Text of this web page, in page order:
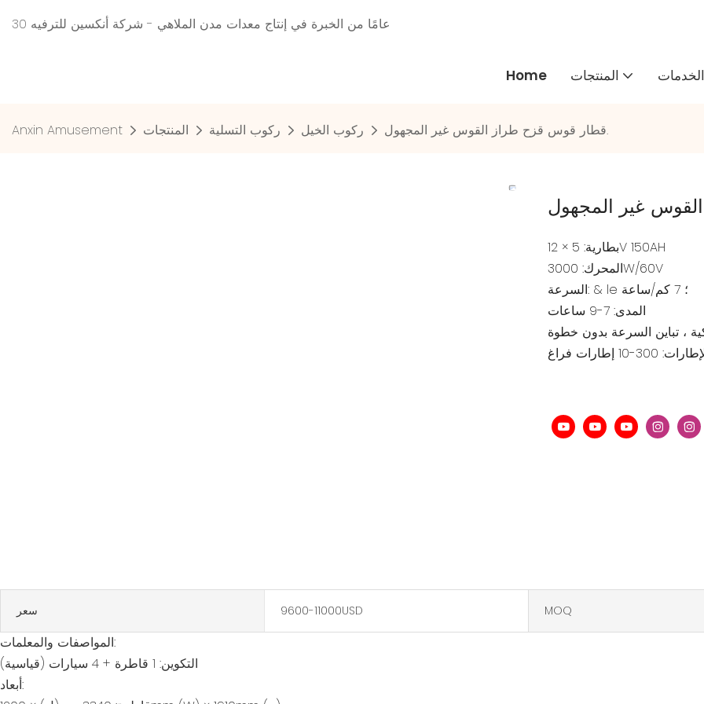
30 عامًا من الخبرة في إنتاج معدات مدن الملاهي - شركة أنكسين للترفيه
Home المنتجات الخدمات
Anxin Amusement المنتجات ركوب التسلية ركوب الخيل قطار قوس قزح طراز القوس غير المجهول.
بطارية: 5 × 12V 150AH
المحرك: 3000W/60V
السرعة: & le ؛ 7 كم/ساعة
المدى: 7-9 ساعات
، تباين السرعة بدون خطوة
300-10 إطارات فراغ
سعر 9600-11000USD MOQ
المواصفات والمعلمات:
التكوين: 1 قاطرة + 4 سيارات (قياسية)
أبعاد: